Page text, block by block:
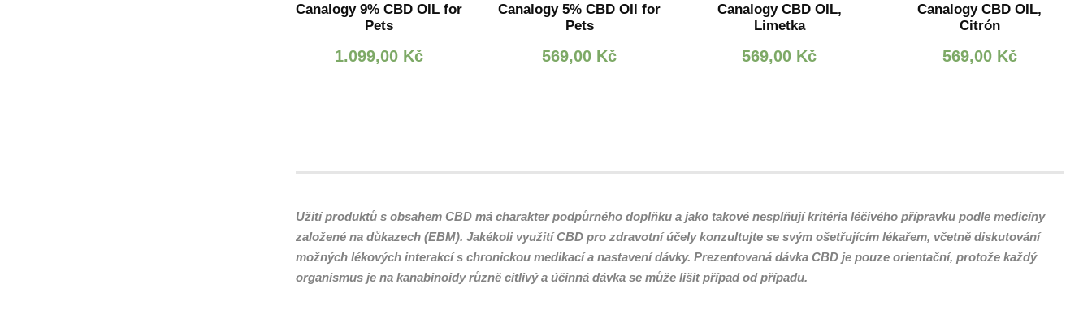
Canalogy 9% CBD OIL for
Pets
1.099,00 Kč
Canalogy 5% CBD OIl for
Pets
569,00 Kč
Canalogy CBD OIL,
Limetka
569,00 Kč
Canalogy CBD OIL,
Citrón
569,00 Kč
Užití produktů s obsahem CBD má charakter podpůrného doplňku a jako takové nesplňují kritéria léčivého přípravku podle medicíny
založené na důkazech (EBM). Jakékoli využití CBD pro zdravotní účely konzultujte se svým ošetřujícím lékařem, včetně diskutování
možných lékových interakcí s chronickou medikací a nastavení dávky. Prezentovaná dávka CBD je pouze orientační, protože každý
organismus je na kanabinoidy různě citlivý a účinná dávka se může lišit případ od případu.